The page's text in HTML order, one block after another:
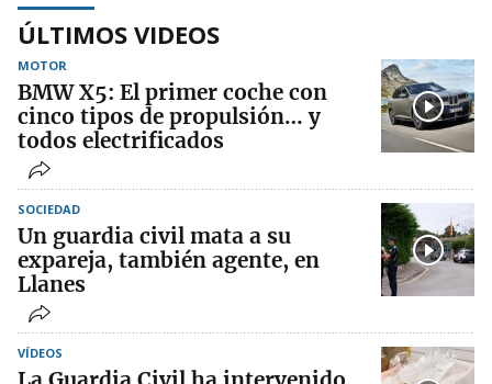
ÚLTIMOS VIDEOS
MOTOR
BMW X5: El primer coche con
cinco tipos de propulsión… y
todos electrificados
SOCIEDAD
Un guardia civil mata a su
expareja, también agente, en
Llanes
VÍDEOS